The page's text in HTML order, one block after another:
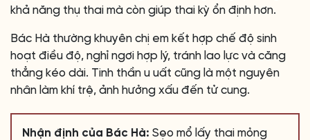
khả năng thụ thai mà còn giúp thai kỳ ổn định hơn.
Bác Hà thường khuyên chị em kết hợp chế độ sinh
hoạt điều độ, nghỉ ngơi hợp lý, tránh lao lực và căng
thẳng kéo dài. Tinh thần u uất cũng là một nguyên
nhân làm khí trệ, ảnh hưởng xấu đến tử cung.
Nhận định của Bác Hà: Sẹo mổ lấy thai mỏng